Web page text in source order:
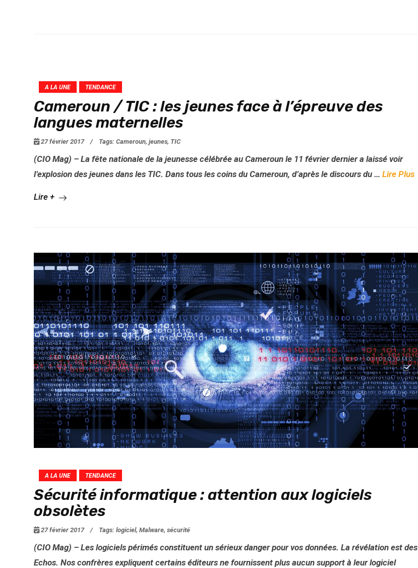
A LA UNE TENDANCE
Cameroun / TIC : les jeunes face à l’épreuve des
langues maternelles
27 février 2017 / Tags: Cameroun, jeunes, TIC
(CIO Mag) – La fête nationale de la jeunesse célébrée au Cameroun le 11 février dernier a laissé voir
l’explosion des jeunes dans les TIC. Dans tous les coins du Cameroun, d’après le discours du … Lire Plus
Lire +
A LA UNE TENDANCE
Sécurité informatique : attention aux logiciels
obsolètes
27 février 2017 / Tags: logiciel, Malware, sécurité
(CIO Mag) – Les logiciels périmés constituent un sérieux danger pour vos données. La révélation est des
Echos. Nos confrères expliquent certains éditeurs ne fournissent plus aucun support à leur logiciel